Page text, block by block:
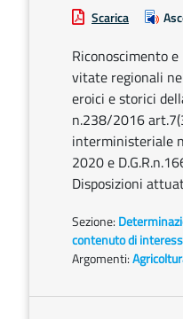
Scarica
Riconoscimento
vitate regionali
eroici e storici
n.238/2016
interministeriale
2020 e
Disposizioni
Sezione:
contenuto di
Argomenti: